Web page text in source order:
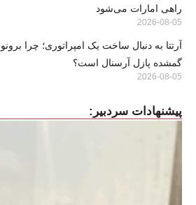
راهی امارات می‌شود
2026-08-05
آرتتا به دنبال ساخت یک امپراتوری؛ چرا
گمشده پازل آرسنال است؟
2026-08-05
پیشنهادات سردبیر: